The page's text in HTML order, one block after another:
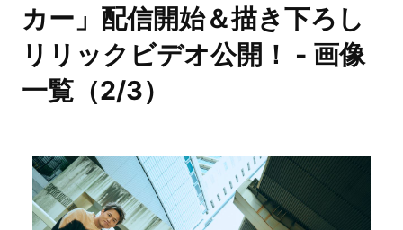
カー」配信開始＆描き下ろし
リリックビデオ公開！ - 画像
一覧（2/3）